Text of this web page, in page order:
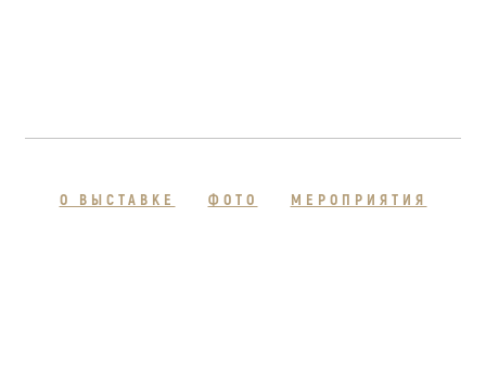
О ВЫСТАВКЕ ФОТО МЕРОПРИЯТИЯ